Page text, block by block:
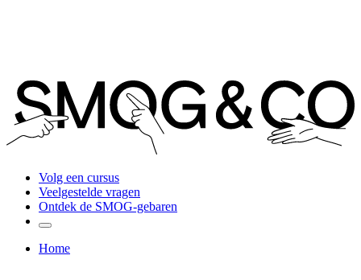
Volg een cursus
Veelgestelde vragen
Ontdek de SMOG-gebaren
Home